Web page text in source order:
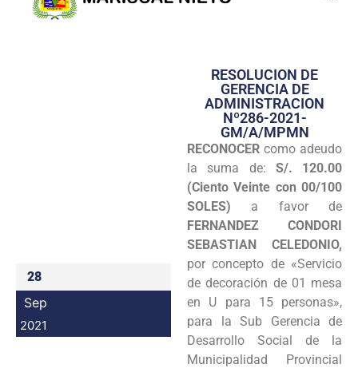
Transparencia
Seguridad
Programas
Intranet
28
Sep
2021
RESOLUCION DE
GERENCIA DE
ADMINISTRACION
Nº286-2021-
GM/A/MPMN
RECONOCER como adeudo
la suma de: S/. 120.00
(Ciento Veinte con 00/100
SOLES) a favor de
FERNANDEZ CONDORI
SEBASTIAN CELEDONIO,
por concepto de «Servicio
de decoración de 01 mesa
en U para 15 personas»,
para la Sub Gerencia de
Desarrollo Social de la
Municipalidad Provincial